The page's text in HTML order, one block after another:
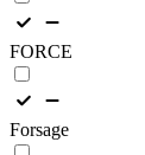
FORCE
Forsage